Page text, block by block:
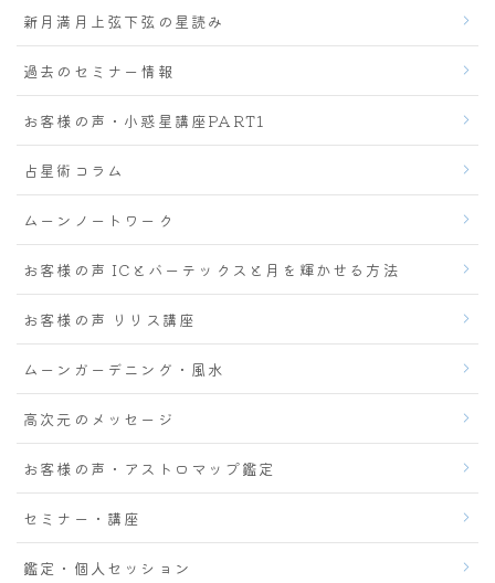
新月満月上弦下弦の星読み
過去のセミナー情報
お客様の声・小惑星講座PART1
占星術コラム
ムーンノートワーク
お客様の声 ICとバーテックスと月を輝かせる方法
お客様の声 リリス講座
ムーンガーデニング・風水
高次元のメッセージ
お客様の声・アストロマップ鑑定
セミナー・講座
鑑定・個人セッション